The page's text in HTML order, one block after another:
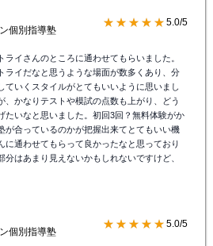
ンライン個別指導
全件中の抜
粋
個別指導塾
★★★★★5.0/5
ライさんのところに通わせてもらいました。
ライだなと思うような場面が数多くあり、分
たいなと思いました。初回3回？無料体験がか
が合っているのかが把握出来てとてもいい機
に通わせてもらって良かったなと思っており